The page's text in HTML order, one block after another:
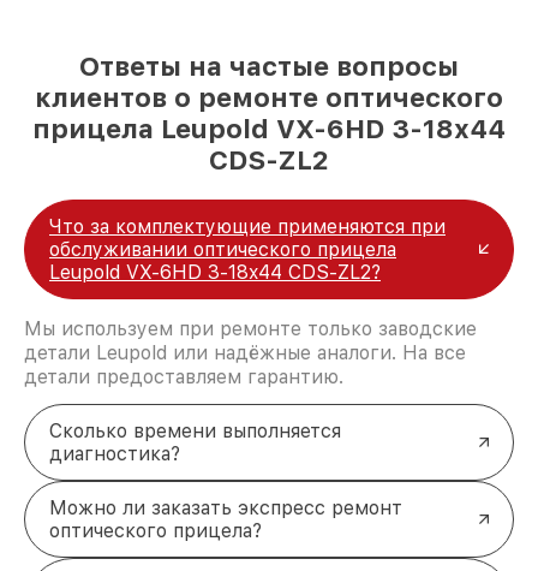
Ответы на частые вопросы
клиентов о ремонте оптического
прицела Leupold VX-6HD 3-18x44
CDS-ZL2
Что за комплектующие применяются при
обслуживании оптического прицела
Leupold VX-6HD 3-18x44 CDS-ZL2?
Мы используем при ремонте только заводские
детали Leupold или надёжные аналоги. На все
детали предоставляем гарантию.
Сколько времени выполняется
диагностика?
Можно ли заказать экспресс ремонт
оптического прицела?